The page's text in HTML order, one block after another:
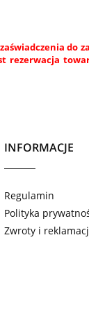
do
INFORMACJE
Regulamin
Polityka
Zwroty i